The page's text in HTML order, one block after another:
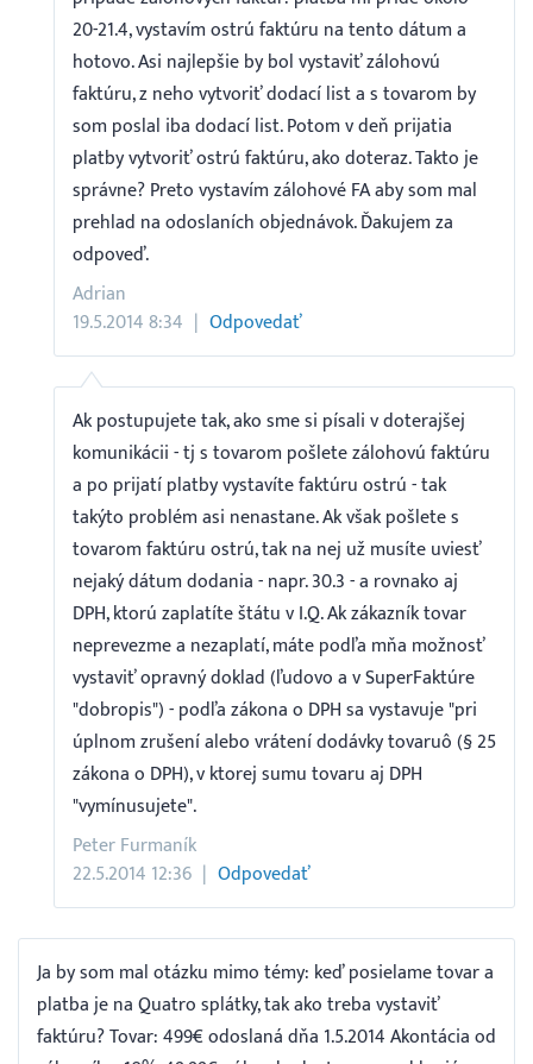
20-21.4, vystavím ostrú faktúru na tento dátum a
hotovo. Asi najlepšie by bol vystaviť zálohovú
faktúru, z neho vytvoriť dodací list a s tovarom by
som poslal iba dodací list. Potom v deň prijatia
platby vytvoriť ostrú faktúru, ako doteraz. Takto je
správne? Preto vystavím zálohové FA aby som mal
prehlad na odoslaních objednávok. Ďakujem za
odpoveď.
Adrian
19.5.2014 8:34
Odpovedať
Ak postupujete tak, ako sme si písali v doterajšej
komunikácii - tj s tovarom pošlete zálohovú faktúru
a po prijatí platby vystavíte faktúru ostrú - tak
takýto problém asi nenastane. Ak však pošlete s
tovarom faktúru ostrú, tak na nej už musíte uviesť
nejaký dátum dodania - napr. 30.3 - a rovnako aj
DPH, ktorú zaplatíte štátu v I.Q. Ak zákazník tovar
neprevezme a nezaplatí, máte podľa mňa možnosť
vystaviť opravný doklad (ľudovo a v SuperFaktúre
"dobropis") - podľa zákona o DPH sa vystavuje "pri
úplnom zrušení alebo vrátení dodávky tovaruô (§ 25
zákona o DPH), v ktorej sumu tovaru aj DPH
"vymínusujete".
Peter Furmaník
22.5.2014 12:36
Odpovedať
Ja by som mal otázku mimo témy: keď posielame tovar a
platba je na Quatro splátky, tak ako treba vystaviť
faktúru? Tovar: 499€ odoslaná dňa 1.5.2014 Akontácia od